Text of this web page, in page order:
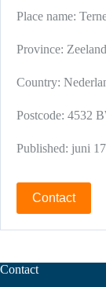
Place name:
Province: Zeeland
Country:
Postcode: 4532
Published: juni
Contact
Contact